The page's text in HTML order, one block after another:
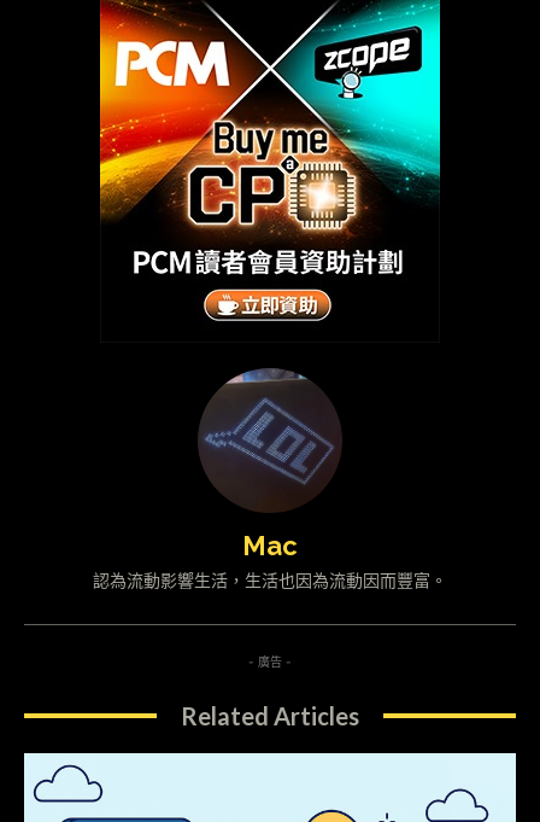
Mac
認為流動影響生活，生活也因為流動因而豐富。
- 廣告 -
Related Articles